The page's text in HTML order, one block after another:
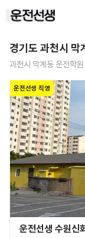
경기도 과천시 막
과천시 막계동 운전학
운전선생 직영
운전선생 수원신